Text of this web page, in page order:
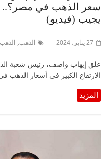
سعر الذهب في مصر؟..
يجيب (فيديو)
27 يناير، 2024 الذهب,
علق إيهاب واصف، رئيس شعبة
الارتفاع الكبير في أسعار الذهب في